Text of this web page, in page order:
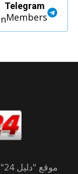
Telegram
Members